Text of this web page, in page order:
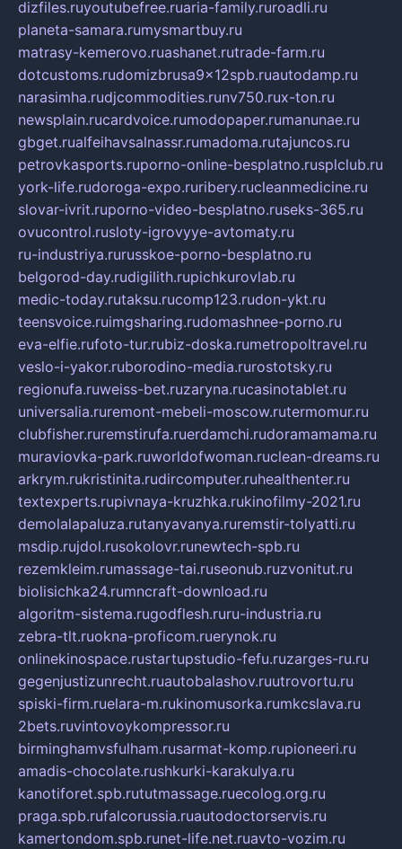
dizfiles.ruyoutubefree.ruaria-family.ruroadli.ru
planeta-samara.rumysmartbuy.ru
matrasy-kemerovo.ruashanet.rutrade-farm.ru
dotcustoms.rudomizbrusa9x12spb.ruautodamp.ru
narasimha.rudjcommodities.runv750.rux-ton.ru
newsplain.rucardvoice.rumodopaper.rumanunae.ru
gbget.rualfeihavsalnassr.rumadoma.rutajuncos.ru
petrovkasports.ruporno-online-besplatno.rusplclub.ru
york-life.rudoroga-expo.ruribery.rucleanmedicine.ru
slovar-ivrit.ruporno-video-besplatno.ruseks-365.ru
ovucontrol.rusloty-igrovyye-avtomaty.ru
ru-industriya.rurusskoe-porno-besplatno.ru
belgorod-day.rudigilith.rupichkurovlab.ru
medic-today.rutaksu.rucomp123.rudon-ykt.ru
teensvoice.ruimgsharing.rudomashnee-porno.ru
eva-elfie.rufoto-tur.rubiz-doska.rumetropoltravel.ru
veslo-i-yakor.ruborodino-media.rurostotsky.ru
regionufa.ruweiss-bet.ruzaryna.rucasinotablet.ru
universalia.ruremont-mebeli-moscow.rutermomur.ru
clubfisher.ruremstirufa.ruerdamchi.rudoramamama.ru
muraviovka-park.ruworldofwoman.ruclean-dreams.ru
arkrym.rukristinita.rudircomputer.ruhealthenter.ru
textexperts.rupivnaya-kruzhka.rukinofilmy-2021.ru
demolalapaluza.rutanyavanya.ruremstir-tolyatti.ru
msdip.rujdol.rusokolovr.runewtech-spb.ru
rezemkleim.rumassage-tai.ruseonub.ruzvonitut.ru
biolisichka24.rumncraft-download.ru
algoritm-sistema.rugodflesh.ruru-industria.ru
zebra-tlt.ruokna-proficom.ruerynok.ru
onlinekinospace.rustartupstudio-fefu.ruzarges-ru.ru
gegenjustizunrecht.ruautobalashov.ruutrovortu.ru
spiski-firm.ruelara-m.rukinomusorka.rumkcslava.ru
2bets.ruvintovoykompressor.ru
birminghamvsfulham.rusarmat-komp.rupioneeri.ru
amadis-chocolate.rushkurki-karakulya.ru
kanotiforet.spb.rututmassage.ruecolog.org.ru
praga.spb.rufalcorussia.ruautodoctorservis.ru
kamertondom.spb.runet-life.net.ruavto-vozim.ru